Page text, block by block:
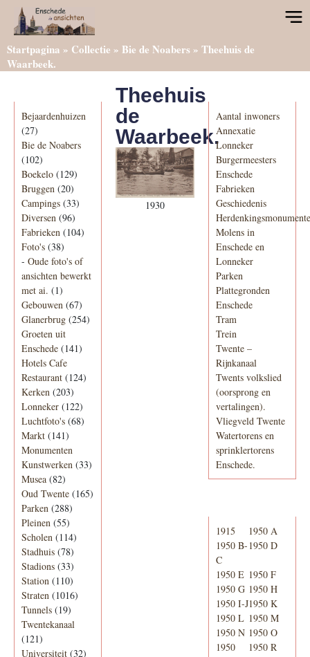
Startpagina » Collectie » Bie de Noabers» Theehuis de
Waarbeek.
Bejaardenhuizen
(27)
Bie de Noabers
(102)
Boekelo (129)
Bruggen (20)
Campings (33)
Diversen (96)
Fabrieken (104)
Foto's (38)
- Oude foto's of
ansichten bewerkt
met ai. (1)
Gebouwen (67)
Glanerbrug (254)
Groeten uit
Enschede (141)
Hotels Cafe
Restaurant (124)
Kerken (203)
Lonneker (122)
Luchtfoto's (68)
Markt (141)
Monumenten
Kunstwerken (33)
Musea (82)
Oud Twente (165)
Parken (288)
Pleinen (55)
Scholen (114)
Stadhuis (78)
Stadions (33)
Station (110)
Straten (1016)
Tunnels (19)
Twentekanaal
(121)
Universiteit (32)
Theehuis
de
Waarbeek.
1930
Aantal inwoners
Annexatie
Lonneker
Burgermeesters
Enschede
Fabrieken
Geschiedenis
Molens in
Enschede en
Lonneker
Parken
Plattegronden
Enschede
Tram
Trein
Twente –
Rijnkanaal
Twents volkslied
(oorsprong en
vertalingen).
Vliegveld Twente
Watertorens en
sprinklertorens
Enschede.
1915
1950 A
1950 B-
C
1950 D
1950 E 1950 F
1950 G 1950 H
1950 I-J1950 K
1950 L 1950 M
1950 N 1950 O
1950
1950 R